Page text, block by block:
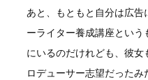
あと、もともと自分は広
ーライター養成講座とい
にいるのだけれども、彼
ロデューサー志望だった